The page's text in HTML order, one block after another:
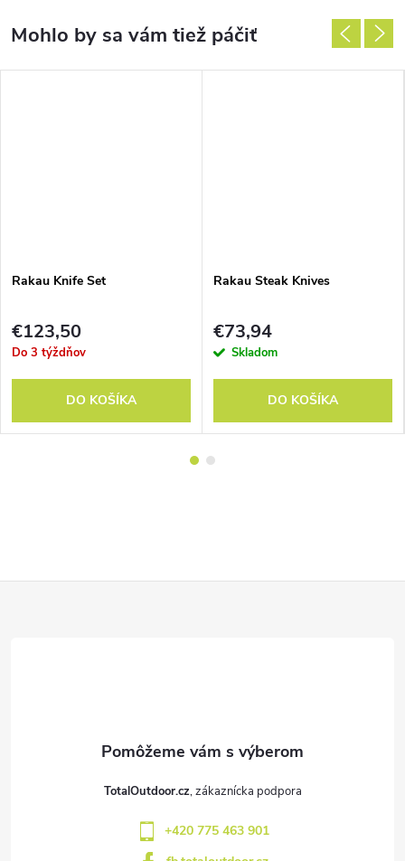
Rakau Knife Set
€123,50
Do 3 týždňov
DO KOŠÍKA
Rakau Steak Knives
€73,94
Skladom
DO KOŠÍKA
TotalOutdoor.cz
+420 775 463 901